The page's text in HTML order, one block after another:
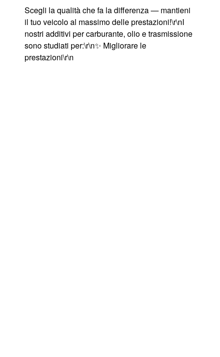
Scegli la qualità che fa la differenza — mantieni
il tuo veicolo al massimo delle prestazioni!\r\nI
nostri additivi per carburante, olio e trasmissione
sono studiati per:\r\n✨ Migliorare le
prestazioni\r\n